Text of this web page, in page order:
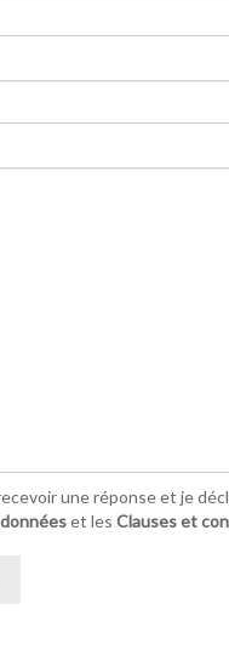
une réponse et je
et les Clauses et